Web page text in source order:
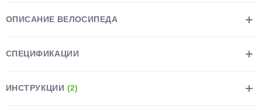
ОПИСАНИЕ ВЕЛОСИПЕДА
СПЕЦИФИКАЦИИ
ИНСТРУКЦИИ (2)